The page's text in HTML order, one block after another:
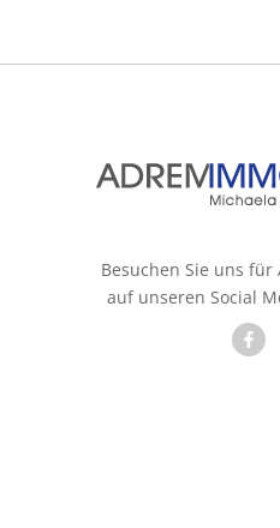
Besuchen Sie uns für
auf unseren Social